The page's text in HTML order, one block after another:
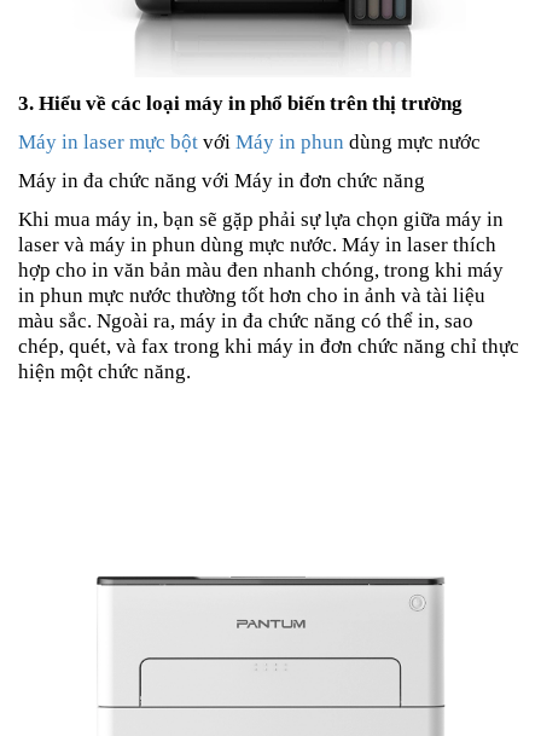
3. Hiểu về các loại máy in phổ biến trên thị trường
Máy in laser mực bột với Máy in phun dùng mực nước
Máy in đa chức năng với Máy in đơn chức năng
Khi mua máy in, bạn sẽ gặp phải sự lựa chọn giữa máy in
laser và máy in phun dùng mực nước. Máy in laser thích
hợp cho in văn bản màu đen nhanh chóng, trong khi máy
in phun mực nước thường tốt hơn cho in ảnh và tài liệu
màu sắc. Ngoài ra, máy in đa chức năng có thể in, sao
chép, quét, và fax trong khi máy in đơn chức năng chỉ thực
hiện một chức năng.